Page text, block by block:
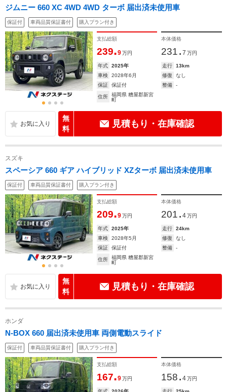
ジムニー 660 XC 4WD 4WD ターボ 届出済未使用車
保証付 車両品質保証書付 購入プラン付き
支払総額
239.9 万円
本体価格
231. 7 万円
年式 2025年 走行
13km
車検
2028年6月 修復
なし
保証
保証付 整備 -
住所
福岡県 糟屋郡新宮
町
無
料
見積もり・在庫確認
スズキ
スペーシア 660 ギア ハイブリッド XZターボ 届出済未使用車
保証付 車両品質保証書付 購入プラン付き
支払総額
209.9 万円
本体価格
201. 4 万円
年式 2025年 走行
24km
車検
2028年5月 修復
なし
保証
保証付 整備 -
住所
福岡県 糟屋郡新宮
町
無
料
見積もり・在庫確認
ホンダ
N-BOX 660 届出済未使用車 両側電動スライド
保証付 車両品質保証書付 購入プラン付き
支払総額
167.9 万円
本体価格
158. 4 万円